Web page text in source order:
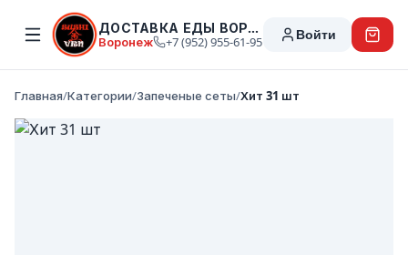
ДОСТАВКА ЕДЫ ВОРОНЕЖ
Воронеж +7 (952) 955-61-95 Войти
Главная/Категории/Запеченые сеты/Хит 31 шт